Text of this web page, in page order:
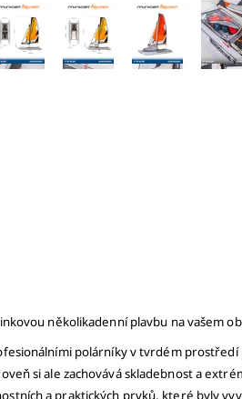
několikadenní plavbu na vašem
polárníky v tvrdém
si ale zachovává skladebnost a
a praktických prvků, které byly